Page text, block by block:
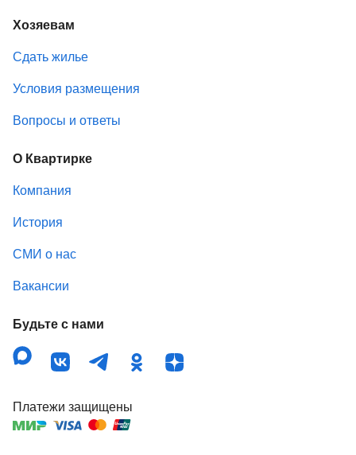
Хозяевам
Сдать жилье
Условия размещения
Вопросы и ответы
О Квартирке
Компания
История
СМИ о нас
Вакансии
Будьте с нами
Платежи защищены